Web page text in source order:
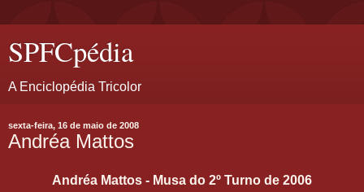
SPFCpédia
A Enciclopédia Tricolor
sexta-feira, 16 de maio de 2008
Andréa Mattos
Andréa Mattos - Musa do 2º Turno de 2006